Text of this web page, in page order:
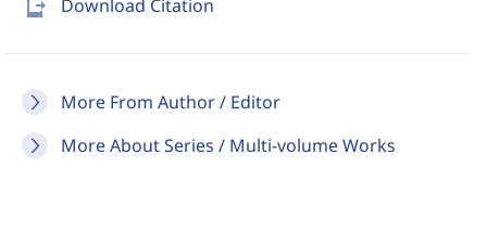
send_to_mobile Download Citation
More From Author / Editor
More About Series / Multi-volume Works